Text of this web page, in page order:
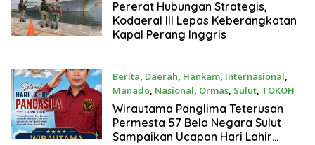
Juni 22, 2026
Pererat Hubungan Strategis,
Kodaeral III Lepas Keberangkatan
Kapal Perang Inggris
Berita, Daerah, Hankam, Internasional,
Manado, Nasional, Ormas, Sulut, TOKOH
Mei 31, 2026
Wirautama Panglima Teterusan
Permesta 57 Bela Negara Sulut
Sampaikan Ucapan Hari Lahir